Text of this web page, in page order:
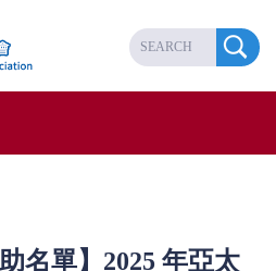
名單】2025 年亞太